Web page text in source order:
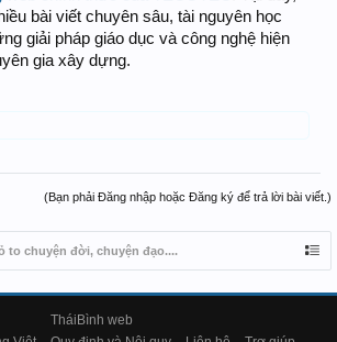
bài viết chuyên sâu, tài nguyên học
giải pháp giáo dục và công nghệ hiện
gia xây dựng.
(Bạn phải Đăng nhập hoặc Đăng ký để trả lời bài viết.)
to chuyện đời, chuyện đạo....
TháiBình web